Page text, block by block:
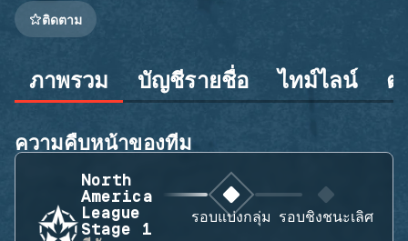
ติดตาม
ภาพรวม บัญชีรายชื่อ ไทม์ไลน์ ต
ความคืบหน้าของทีม
North
America
League
Stage 1
รอบแบ่งกลุ่ม รอบชิงชนะเลิศ